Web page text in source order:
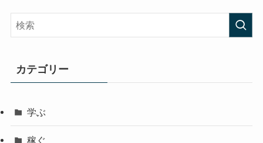
カテゴリー
学ぶ
稼ぐ